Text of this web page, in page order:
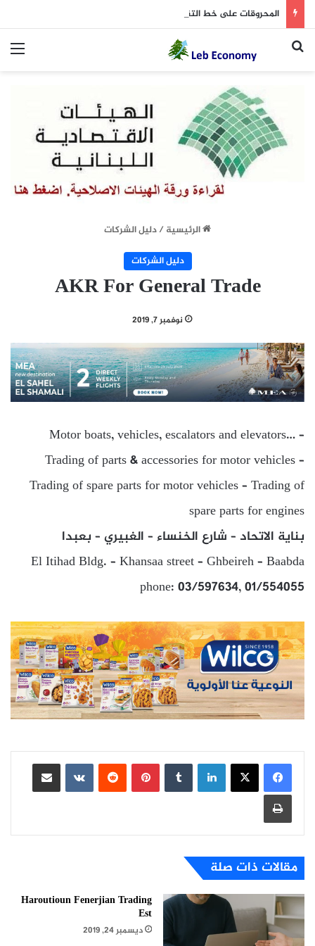
المحروقات على خط التقلّبات… البنزين يتراجع والمازوت يرتفع
بحث عن
الرئيسية/دليل الشركات
دليل الشركات
AKR For General Trade
نوفمبر 7, 2019
Motor boats, vehicles, escalators and elevators… –
Trading of parts & accessories for motor vehicles –
Trading of spare parts for motor vehicles – Trading of
spare parts for engines
بناية الاتحاد – شارع الخنساء – الغبيري – بعبدا
El Itihad Bldg. – Khansaa street – Ghbeireh – Baabda
phone: 03/597634, 01/554055
لينكدإن بينتيريست
مشاركة عبر البريد
طباعة
مقالات ذات صلة
Haroutioun Fenerjian Trading
Est
ديسمبر 24, 2019